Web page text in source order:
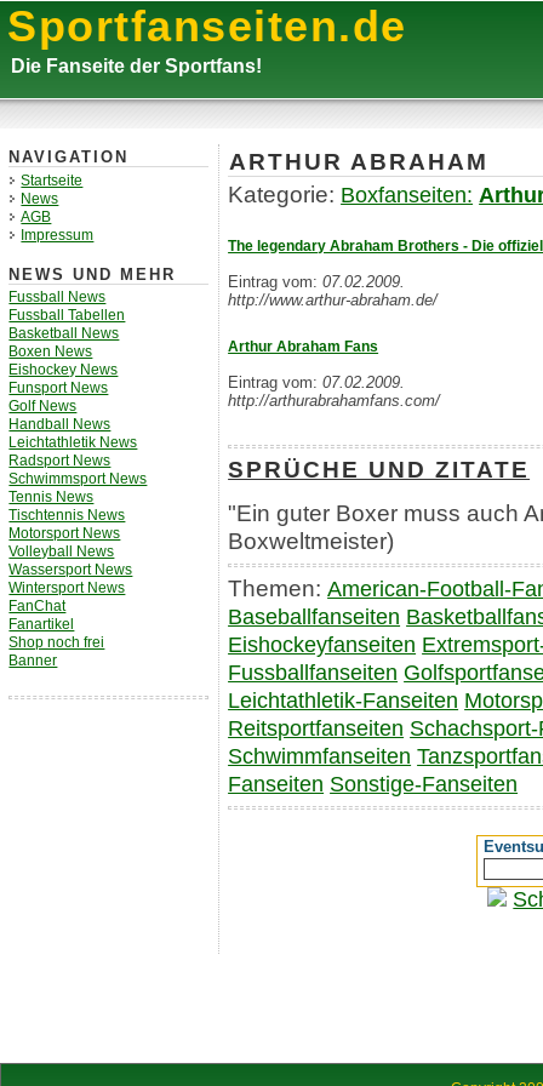
Sportfanseiten.de
Die Fanseite der Sportfans!
NAVIGATION
Startseite
News
AGB
Impressum
NEWS UND MEHR
Fussball News
Fussball Tabellen
Basketball News
Boxen News
Eishockey News
Funsport News
Golf News
Handball News
Leichtathletik News
Radsport News
Schwimmsport News
Tennis News
Tischtennis News
Motorsport News
Volleyball News
Wassersport News
Wintersport News
FanChat
Fanartikel
Shop noch frei
Banner
ARTHUR ABRAHAM
Kategorie: Boxfanseiten:
The legendary Abraham Brothers - Die
Eintrag vom:07.02.2009.
http://www.arthur-abraham.de/
Arthur Abraham Fans
Eintrag vom:07.02.2009.
http://arthurabrahamfans.com/
SPRÜCHE UND ZITATE
"Ein guter Boxer muss auch
Boxweltmeister)
Themen:American-Football-
Baseballfanseiten
Eishockeyfanseiten
Fussballfanseiten
Leichtathletik-Fanseiten
Reitsportfanseiten
Schwimmfanseiten
Fanseiten Sonstige-Fanseiten